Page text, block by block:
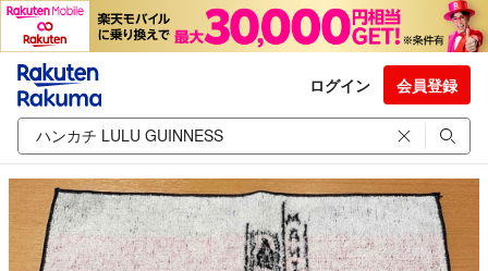
ログイン 会員登録